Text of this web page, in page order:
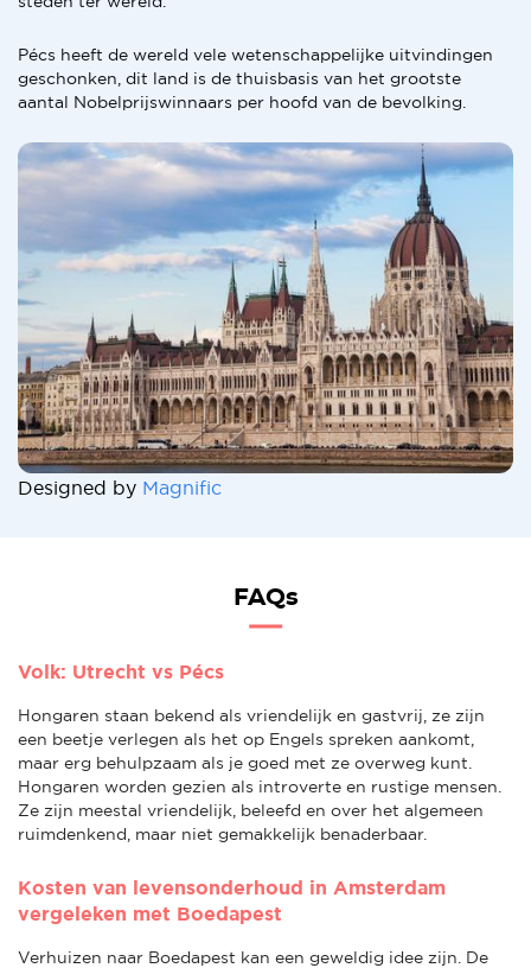
Pécs heeft de wereld vele wetenschappelijke uitvindingen
geschonken, dit land is de thuisbasis van het grootste
aantal Nobelprijswinnaars per hoofd van de bevolking.
Designed by Magnific
FAQs
Volk: Utrecht vs Pécs
Hongaren staan bekend als vriendelijk en gastvrij, ze zijn
een beetje verlegen als het op Engels spreken aankomt,
maar erg behulpzaam als je goed met ze overweg kunt.
Hongaren worden gezien als introverte en rustige mensen.
Ze zijn meestal vriendelijk, beleefd en over het algemeen
ruimdenkend, maar niet gemakkelijk benaderbaar.
Kosten van levensonderhoud in Amsterdam
vergeleken met Boedapest
Verhuizen naar Boedapest kan een geweldig idee zijn. De